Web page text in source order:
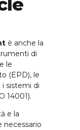
è anche la
di
le
(EPD), le
sistemi di
14001).
e la
necessario